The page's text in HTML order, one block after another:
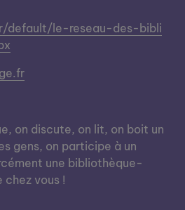
default/le-reseau-des-bibli
on discute, on lit, on boit un
gens, on participe à un
une bibliothèque-
chez vous !